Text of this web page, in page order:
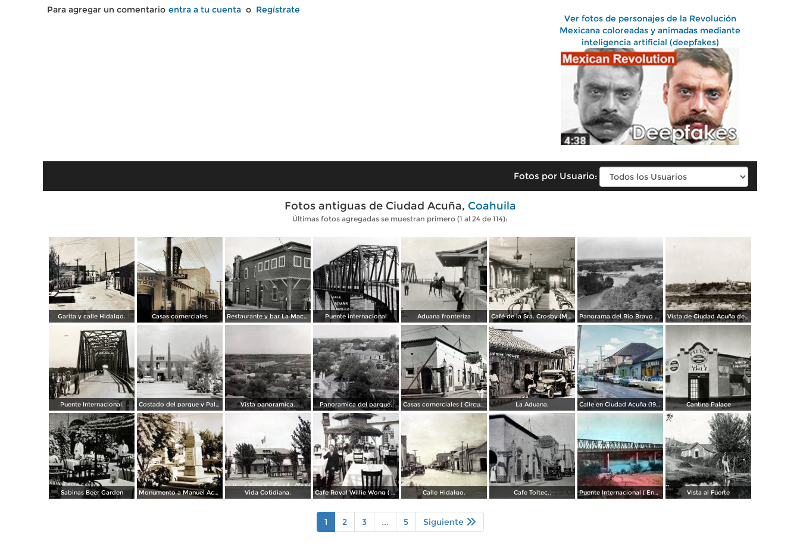
Para agregar un comentario entra a tu cuenta o Regístrate
Ver fotos de personajes de la Revolución
Mexicana coloreadas y animadas mediante
inteligencia artificial (deepfakes)
Fotos por Usuario:
Fotos antiguas de Ciudad Acuña, Coahuila
Últimas fotos agregadas se muestran primero (1 al 24 de 114):
Garita y calle Hidalgo. Casas comerciales Restaurante y bar La Macarena Puente internacional Aduana fronteriza Café de la Sra. Crosby (Mrs. Crosby´s Café) Panorama del Río Bravo y puente internacional Vista de Ciudad Acuña desde el puente internacional a Eagle Pass, Texas
Puente Internacional. Costado del parque y Palacio Municipal Vista panoramica. Panoramica del parque. Casas comerciales ( Circulada el 27 de Diciembre de 1959 ). La Aduana. Calle en Ciudad Acuña (1956) Cantina Palace
Sabinas Beer Garden Monumento a Manuel Acuna. Vida Cotidiana. Cafe Royal Willie Wong ( Circulada el 3 de Agosto de 1942 ). Calle Hidalgo. Cafe Toltec.. Puente Internacional ( Enviada el 4 de Mayo de 1945 ). Vista al Fuerte
1 2 3 ... 5 Siguiente